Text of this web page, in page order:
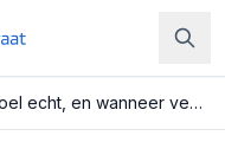
Wat kost een massagestoel echt, en wanneer verdient hij zichzelf terug?